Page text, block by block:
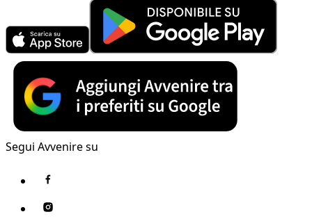
Segui Avvenire su